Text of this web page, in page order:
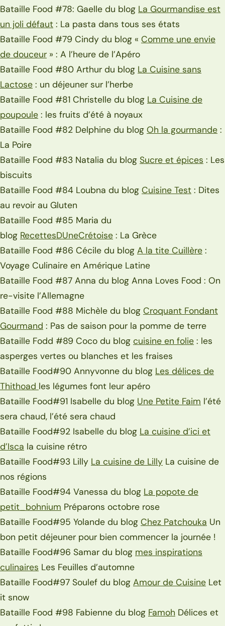
Bataille Food #78: Gaelle du blog La Gourmandise est
un joli défaut : La pasta dans tous ses états
Bataille Food #79 Cindy du blog « Comme une envie
de douceur » : A l’heure de l’Apéro
Bataille Food #80 Arthur du blog La Cuisine sans
Lactose : un déjeuner sur l’herbe
Bataille Food #81 Christelle du blog La Cuisine de
poupoule : les fruits d’été à noyaux
Bataille Food #82 Delphine du blog Oh la gourmande :
La Poire
Bataille Food #83 Natalia du blog Sucre et épices : Les
biscuits
Bataille Food #84 Loubna du blog Cuisine Test : Dites
au revoir au Gluten
Bataille Food #85 Maria du
blog RecettesDUneCrétoise : La Grèce
Bataille Food #86 Cécile du blog A la tite Cuillère :
Voyage Culinaire en Amérique Latine
Bataille Food #87 Anna du blog Anna Loves Food : On
re-visite l’Allemagne
Bataille Food #88 Michèle du blog Croquant Fondant
Gourmand : Pas de saison pour la pomme de terre
Bataille Fodd #89 Coco du blog cuisine en folie : les
asperges vertes ou blanches et les fraises
Bataille Food#90 Annyvonne du blog Les délices de
Thithoad les légumes font leur apéro
Bataille Food#91 Isabelle du blog Une Petite Faim l’été
sera chaud, l’été sera chaud
Bataille Food#92 Isabelle du blog La cuisine d’ici et
d’Isca la cuisine rétro
Bataille Food#93 Lilly La cuisine de Lilly La cuisine de
nos régions
Bataille Food#94 Vanessa du blog La popote de
petit_bohnium Préparons octobre rose
Bataille Food#95 Yolande du blog Chez Patchouka Un
bon petit déjeuner pour bien commencer la journée !
Bataille Food#96 Samar du blog mes inspirations
culinaires Les Feuilles d’automne
Bataille Food#97 Soulef du blog Amour de Cuisine Let
it snow
Bataille Food #98 Fabienne du blog Famoh Délices et